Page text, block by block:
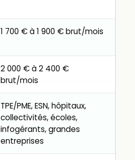
1 700 € à 1 900 € brut/mois
2 000 € à 2 400 €
brut/mois
TPE/PME, ESN, hôpitaux,
collectivités, écoles,
infogérants, grandes
entreprises